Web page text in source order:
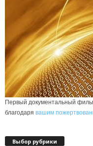
Первый документальный
благодаря вашим
Выбор рубрики